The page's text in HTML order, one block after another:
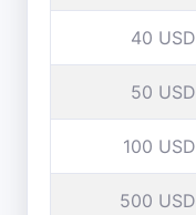
40 USD
50 USD
100 USD
500 USD